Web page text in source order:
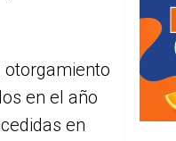
otorgamiento
en el año
en